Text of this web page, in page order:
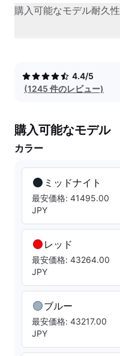
購入可能なモデル耐久性
4.4/5
(1245 件のレビュー)
購入可能なモデル
カラー
ミッドナイト
最安価格: 41495.00
JPY
レッド
最安価格: 43264.00
JPY
ブルー
最安価格: 43217.00
JPY